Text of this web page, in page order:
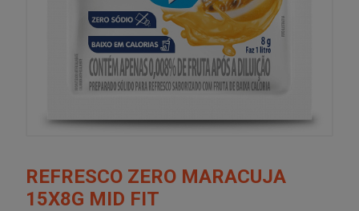
REFRESCO ZERO MARACUJA
15X8G MID FIT